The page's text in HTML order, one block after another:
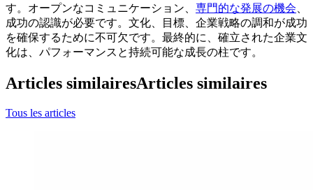
す。オープンなコミュニケーション、 専門的な発展の機会
成功の認識が必要です。文化、目標、企業戦略の調和が成功
を確保するために不可欠です。最終的に、確立された企業文
化は、パフォーマンスと持続可能な成長の柱です。
Articles similairesArticles similaires
Tous les articles